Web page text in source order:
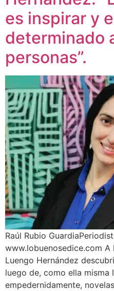
es inspirar y
determinado
personas”.
Raúl Rubio
www.lobuenosedice.com A
Luengo Hernández
luego de, como ella misma
empedernidamente,